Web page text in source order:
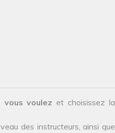
vous voulez et choisissez la
des instructeurs, ainsi que